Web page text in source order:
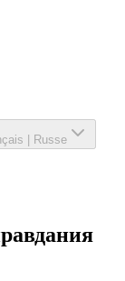
Russe